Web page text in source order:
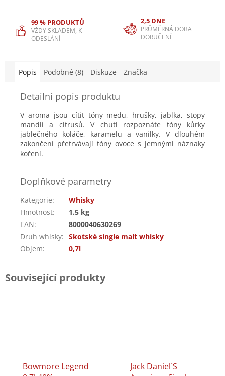
99 % PRODUKTŮ
VŽDY SKLADEM, K
ODESLÁNÍ
2,5 DNE
PRŮMĚRNÁ DOBA
DORUČENÍ
Popis Podobné (8) Diskuze Značka
Detailní popis produktu
V aroma jsou cítit tóny medu, hrušky, jablka, stopy
mandlí a citrusů. V chuti rozpoznáte tóny kůrky
jablečného koláče, karamelu a vanilky. V dlouhém
zakončení přetrvávají tóny ovoce s jemnými náznaky
koření.
Doplňkové parametry
Kategorie:
Whisky
Hmotnost:
1.5 kg
EAN:
8000040630269
Druh whisky: Skotské single malt whisky
Objem: 0,7l
Související produkty
Bowmore Legend
Jack Daniel´s